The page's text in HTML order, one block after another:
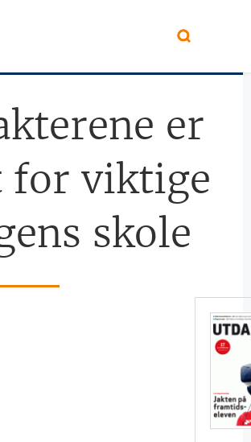
er
viktige
skole